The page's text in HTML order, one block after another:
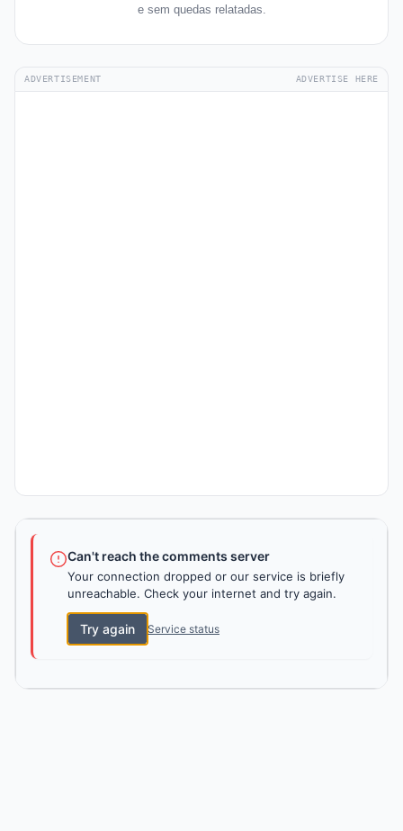
e sem quedas relatadas.
ADVERTISEMENT ADVERTISE HERE
Can't reach the comments server
Your connection dropped or our service is briefly
unreachable. Check your internet and try again.
Try again Service status